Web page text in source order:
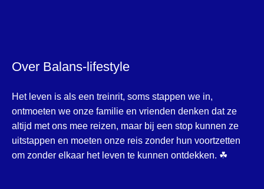
Over Balans-lifestyle
Het leven is als een treinrit, soms stappen we in,
ontmoeten we onze familie en vrienden denken dat ze
altijd met ons mee reizen, maar bij een stop kunnen ze
uitstappen en moeten onze reis zonder hun voortzetten
om zonder elkaar het leven te kunnen ontdekken. ☘